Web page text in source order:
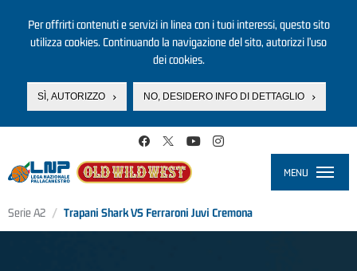
Per offrirti contenuti e servizi in linea con i tuoi interessi, questo sito
utilizza cookies. Continuando la navigazione del sito, autorizzi l’uso
dei cookies.
SÌ, AUTORIZZO NO, DESIDERO INFO DI DETTAGLIO
MENU
Serie A2 Trapani Shark VS Ferraroni Juvi Cremona